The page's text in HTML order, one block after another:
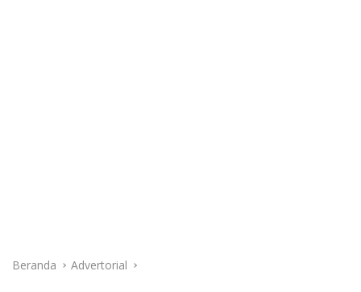
Beranda Advertorial